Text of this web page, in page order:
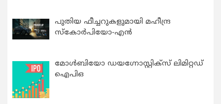
പുതിയ ഫീച്ചറുകളുമായി മഹീന്ദ്ര
സ്കോർപിയോ-എൻ
മോൾബിയോ ഡയഗ്നോസ്റ്റിക്സ് ലിമിറ്റഡ്
ഐപിഒ